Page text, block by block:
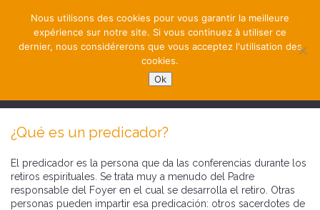
¿Qué es un predicador?
El predicador es la persona que da las conferencias durante los
retiros espirituales. Se trata muy a menudo del Padre
responsable del Foyer en el cual se desarrolla el retiro. Otras
personas pueden impartir esa predicación: otros sacerdotes de
Nous utilisons des cookies pour vous garantir la meilleure
expérience sur notre site. Si vous continuez à utiliser ce
dernier, nous considérerons que vous acceptez l'utilisation des
cookies.
Ok